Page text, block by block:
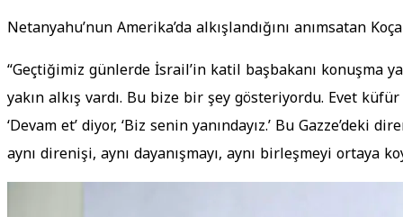
Netanyahu’nun Amerika’da alkışlandığını anımsatan
“Geçtiğimiz günlerde İsrail’in katil başbakanı konuşma
yakın alkış vardı. Bu bize bir şey gösteriyordu. Evet
‘Devam et’ diyor, ‘Biz senin yanındayız.’ Bu
aynı direnişi, aynı dayanışmayı, aynı birleşmeyi ortaya